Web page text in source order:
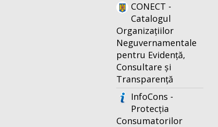
CONECT -
Catalogul
Organizațiilor
Neguvernamentale
pentru Evidență,
Consultare și
Transparență
InfoCons -
Protecția
Consumatorilor